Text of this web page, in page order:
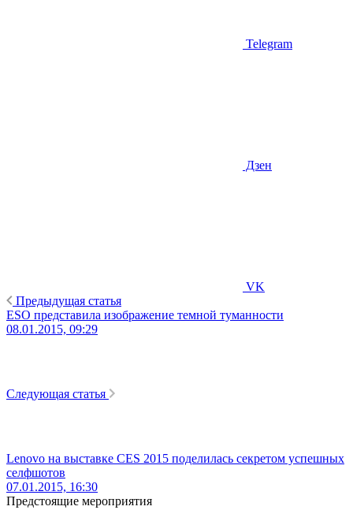
Telegram
Дзен
VK
Предыдущая статья
ESO представила изображение темной туманности
08.01.2015, 09:29
Следующая статья
Lenovo на выставке CES 2015 поделилась секретом успешных
селфшотов
07.01.2015, 16:30
Предстоящие мероприятия